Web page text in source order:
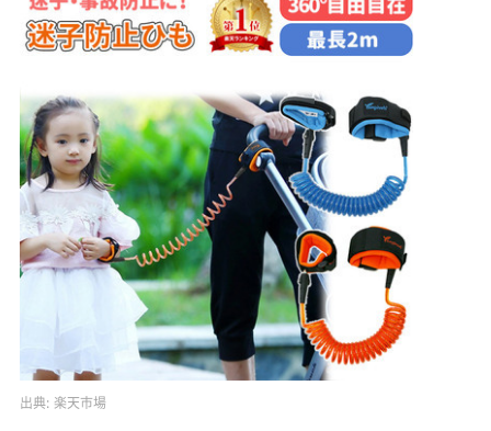
出典: 楽天市場